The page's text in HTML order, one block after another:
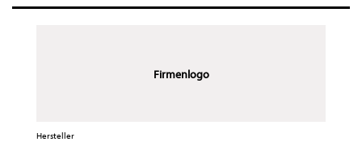
Firmenlogo
Hersteller